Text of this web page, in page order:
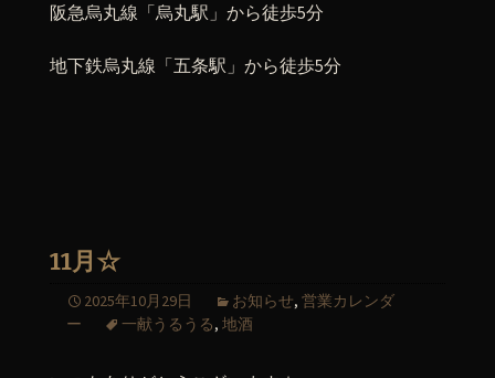
阪急烏丸線「烏丸駅」から徒歩5分
地下鉄烏丸線「五条駅」から徒歩5分
11月☆
2025年10月29日 お知らせ, 営業カレンダ
ー
一献うるうる, 地酒